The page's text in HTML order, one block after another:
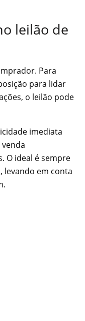
leilão de
Para
para lidar
o leilão pode
imediata
O ideal é sempre
levando em conta